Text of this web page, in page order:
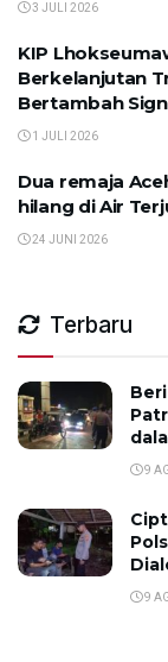
3 JULI 2026
KIP
Berkelanjutan
Bertambah
1 JULI 2026
Dua remaja
hilang di Air
24 JUNI 2026
Terbaru
9
9